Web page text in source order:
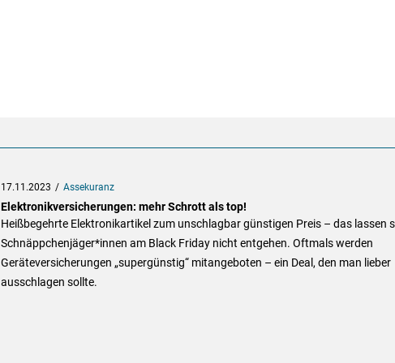
17.11.2023 Assekuranz
Elektronikversicherungen: mehr Schrott als top!
Heißbegehrte Elektronikartikel zum unschlagbar günstigen Preis – das lassen
Schnäppchenjäger*innen am Black Friday nicht entgehen. Oftmals werden
Geräteversicherungen „supergünstig“ mitangeboten – ein Deal, den man lieber
ausschlagen sollte.